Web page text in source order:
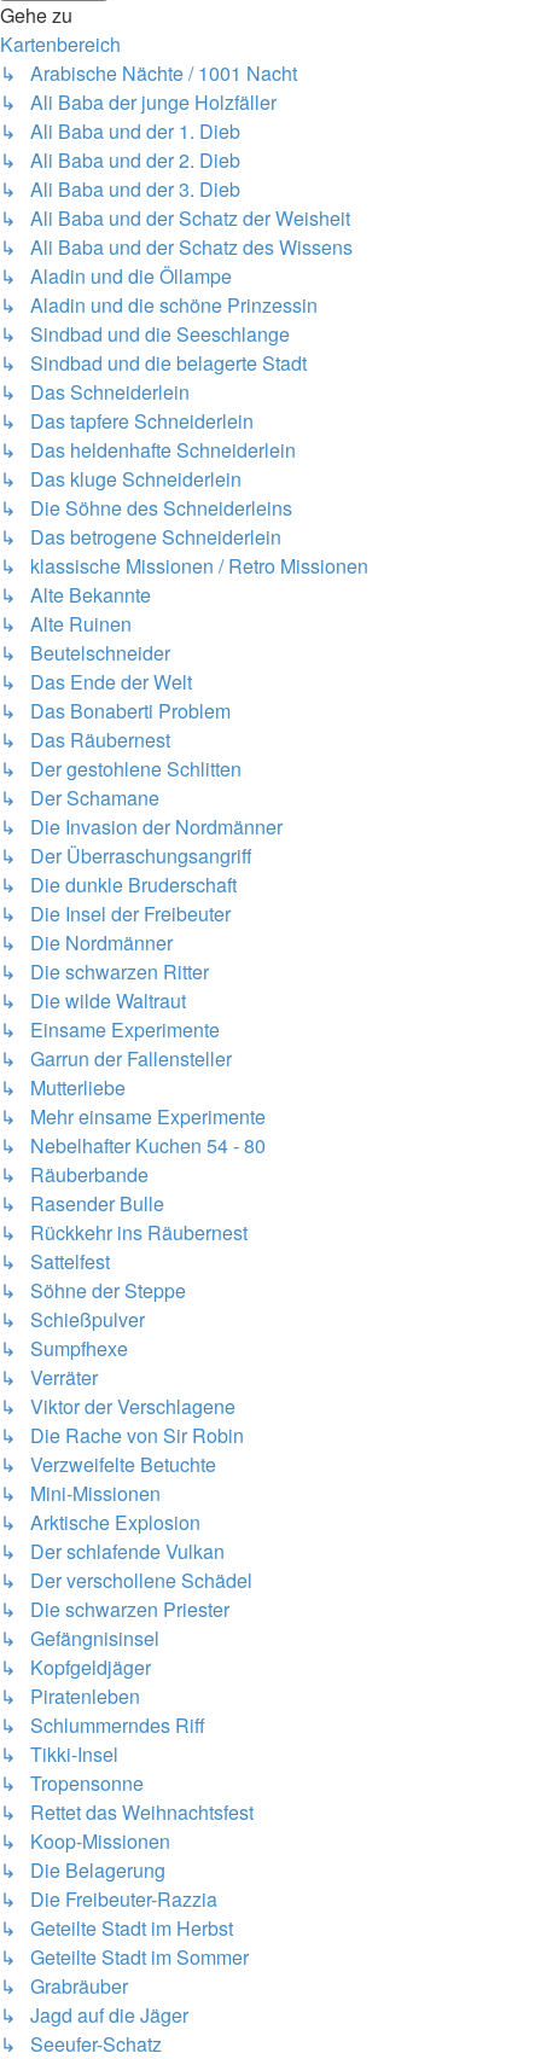
Gehe zu
Kartenbereich
↳ Arabische Nächte / 1001 Nacht
↳ Ali Baba der junge Holzfäller
↳ Ali Baba und der 1. Dieb
↳ Ali Baba und der 2. Dieb
↳ Ali Baba und der 3. Dieb
↳ Ali Baba und der Schatz der Weisheit
↳ Ali Baba und der Schatz des Wissens
↳ Aladin und die Öllampe
↳ Aladin und die schöne Prinzessin
↳ Sindbad und die Seeschlange
↳ Sindbad und die belagerte Stadt
↳ Das Schneiderlein
↳ Das tapfere Schneiderlein
↳ Das heldenhafte Schneiderlein
↳ Das kluge Schneiderlein
↳ Die Söhne des Schneiderleins
↳ Das betrogene Schneiderlein
↳ klassische Missionen / Retro Missionen
↳ Alte Bekannte
↳ Alte Ruinen
↳ Beutelschneider
↳ Das Ende der Welt
↳ Das Bonaberti Problem
↳ Das Räubernest
↳ Der gestohlene Schlitten
↳ Der Schamane
↳ Die Invasion der Nordmänner
↳ Der Überraschungsangriff
↳ Die dunkle Bruderschaft
↳ Die Insel der Freibeuter
↳ Die Nordmänner
↳ Die schwarzen Ritter
↳ Die wilde Waltraut
↳ Einsame Experimente
↳ Garrun der Fallensteller
↳ Mutterliebe
↳ Mehr einsame Experimente
↳ Nebelhafter Kuchen 54 - 80
↳ Räuberbande
↳ Rasender Bulle
↳ Rückkehr ins Räubernest
↳ Sattelfest
↳ Söhne der Steppe
↳ Schießpulver
↳ Sumpfhexe
↳ Verräter
↳ Viktor der Verschlagene
↳ Die Rache von Sir Robin
↳ Verzweifelte Betuchte
↳ Mini-Missionen
↳ Arktische Explosion
↳ Der schlafende Vulkan
↳ Der verschollene Schädel
↳ Die schwarzen Priester
↳ Gefängnisinsel
↳ Kopfgeldjäger
↳ Piratenleben
↳ Schlummerndes Riff
↳ Tikki-Insel
↳ Tropensonne
↳ Rettet das Weihnachtsfest
↳ Koop-Missionen
↳ Die Belagerung
↳ Die Freibeuter-Razzia
↳ Geteilte Stadt im Herbst
↳ Geteilte Stadt im Sommer
↳ Grabräuber
↳ Jagd auf die Jäger
↳ Seeufer-Schatz